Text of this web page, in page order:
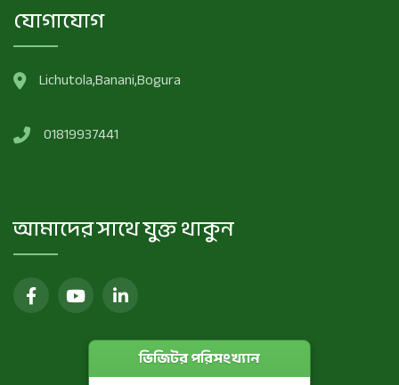
যোগাযোগ
Lichutola,Banani,Bogura
01819937441
আমাদের সাথে যুক্ত থাকুন
ভিজিটর পরিসংখ্যান